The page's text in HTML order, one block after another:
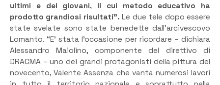
ultimi e dei giovani, il cui metodo educativo ha
prodotto grandiosi risultati”.Le due tele dopo essere
state svelate sono state benedette dall’arcivescovo
Lomanto. “E’ stata l’occasione per ricordare – dichiara
Alessandro Maiolino, componente del direttivo di
DRACMA – uno dei grandi protagonisti della pittura del
novecento, Valente Assenza che vanta numerosi lavori